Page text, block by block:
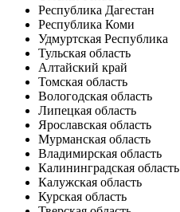
Республика Дагестан
Республика Коми
Удмуртская Республика
Тульская область
Алтайский край
Томская область
Вологодская область
Липецкая область
Ярославская область
Мурманская область
Владимирская область
Калининградская область
Калужская область
Курская область